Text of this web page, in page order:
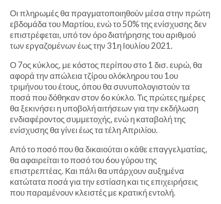
Οι πληρωμές θα πραγματοποιηθούν μέσα στην πρώτη
εβδομάδα του Μαρτίου, ενώ το 50% της ενίσχυσης δεν
επιστρέφεται, υπό τον όρο διατήρησης του αριθμού
των εργαζομένων έως την 31η Ιουλίου 2021.
Ο 7ος κύκλος, με κόστος περίπου στο 1 δισ. ευρώ, θα
αφορά την απώλεια τζίρου ολόκληρου του 1ου
τριμήνου του έτους, όπου θα συνυπολογιστούν τα
ποσά που δόθηκαν στον 6ο κύκλο. Τις πρώτες ημέρες
θα ξεκινήσει η υποβολή αιτήσεων για την εκδήλωση
ενδιαφέροντος συμμετοχής, ενώ η καταβολή της
ενίσχυσης θα γίνει έως τα τέλη Απριλίου.
Από το ποσό που θα δικαιούται ο κάθε επαγγελματίας,
θα αφαιρείται το ποσό του 6ου γύρου της
επιστρεπτέας. Και πάλι θα υπάρχουν αυξημένα
κατώτατα ποσά για την εστίαση και τις επιχειρήσεις
που παραμένουν κλειστές με κρατική εντολή.